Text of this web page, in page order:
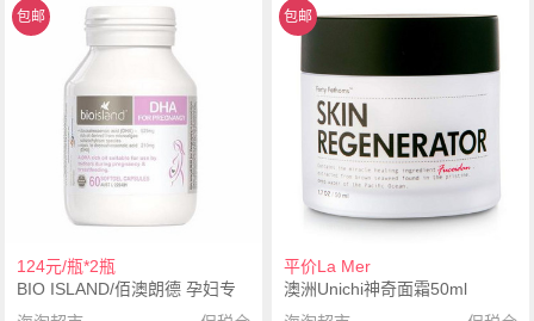
包邮
124元/瓶*2瓶
BIO ISLAND/佰澳朗德 孕妇专
用海藻油DHA 60粒*2瓶
包邮
平价La Mer
澳洲Unichi神奇面霜50ml